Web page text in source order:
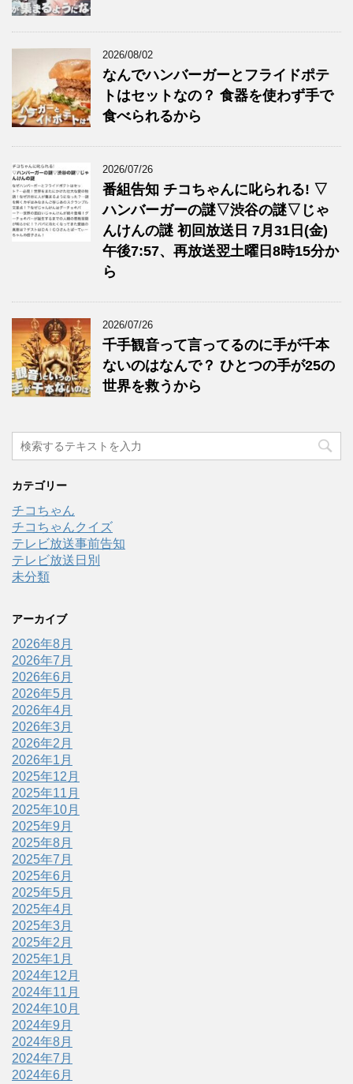
2026/08/02
なんでハンバーガーとフライドポテ
トはセットなの？ 食器を使わず手で
食べられるから
2026/07/26
番組告知 チコちゃんに叱られる! ▽
ハンバーガーの謎▽渋谷の謎▽じゃ
んけんの謎 初回放送日 7月31日(金)
午後7:57、再放送翌土曜日8時15分か
ら
2026/07/26
千手観音って言ってるのに手が千本
ないのはなんで？ ひとつの手が25の
世界を救うから
カテゴリー
チコちゃん
チコちゃんクイズ
テレビ放送事前告知
テレビ放送日別
未分類
アーカイブ
2026年8月
2026年7月
2026年6月
2026年5月
2026年4月
2026年3月
2026年2月
2026年1月
2025年12月
2025年11月
2025年10月
2025年9月
2025年8月
2025年7月
2025年6月
2025年5月
2025年4月
2025年3月
2025年2月
2025年1月
2024年12月
2024年11月
2024年10月
2024年9月
2024年8月
2024年7月
2024年6月